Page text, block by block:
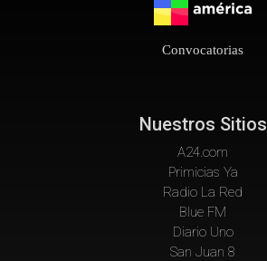
Convocatorias
Nuestros Sitios
A24.com
Primicias Ya
Radio La Red
Blue FM
Diario Uno
San Juan 8